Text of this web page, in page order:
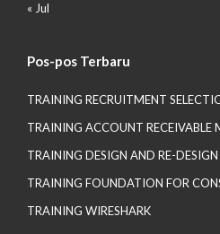
« Jul
Pos-pos Terbaru
TRAINING RECRUITMENT
TRAINING ACCOUNT RECEIVABLE
TRAINING DESIGN AND RE-
TRAINING FOUNDATION FOR
TRAINING WIRESHARK